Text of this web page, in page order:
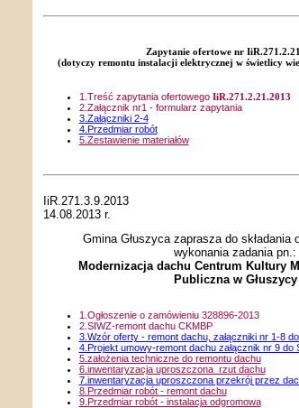
Zapytanie ofertowe nr
(dotyczy remontu instalacji elektrycznej w świetlicy
1.Treść zapytania ofertowego IiR.271.2.21.2013
2.Załącznik nr1 - formularz zapytania
3.Załączniki 2-4
4.Przedmiar robót
5.Zestawienie materiałów
IiR.271.3.9.2013
14.08.2013 r.
Gmina Głuszyca zaprasza do składania
wykonania zadania pn.:
Modernizacja dachu Centrum Kultury
Publiczna w Głuszycy
1.Ogłoszenie o zamówieniu 328896-2013
2.SIWZ-remont dachu CKMBP
3.Wzór oferty - remont dachu, załączniki nr 1-8
4.Projekt umowy-remont dachu załącznik nr 9 do
5.założenia techniczne do remontu dachu
6.inwentaryzacja uproszczona rzut dachu
7.inwentaryzacja uproszczona przekrój przez
8.Przedmiar robót - remont dachu
9.Przedmiar robót - instalacja odgromowa